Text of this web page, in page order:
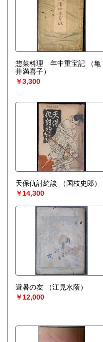
惣菜料理 年中重宝記
（亀
井満喜子）
￥3,300
天保仇討綺談
（国枝史郎）
￥14,300
避暑の友
（江見水蔭）
￥12,000